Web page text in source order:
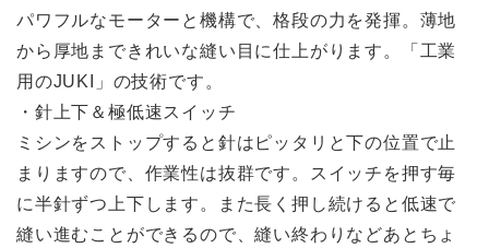
パワフルなモーターと機構で、格段の力を発揮。薄地
から厚地まできれいな縫い目に仕上がります。「工業
用のJUKI」の技術です。
・針上下＆極低速スイッチ
ミシンをストップすると針はピッタリと下の位置で止
まりますので、作業性は抜群です。スイッチを押す毎
に半針ずつ上下します。また長く押し続けると低速で
縫い進むことができるので、縫い終わりなどあとちょ